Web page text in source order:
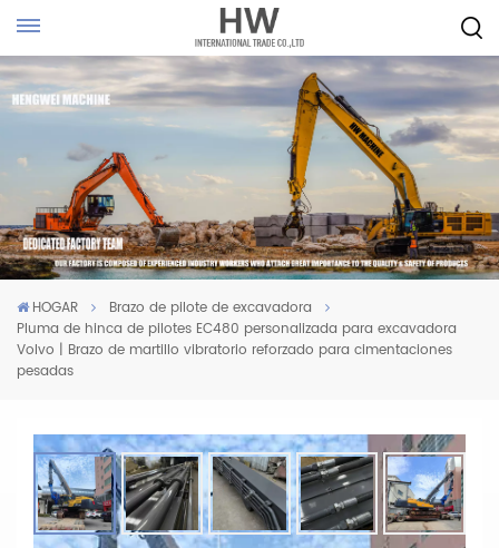
HOGAR
Brazo de pilote de excavadora
Pluma de hinca de pilotes EC480 personalizada para excavadora
Volvo | Brazo de martillo vibratorio reforzado para cimentaciones
pesadas